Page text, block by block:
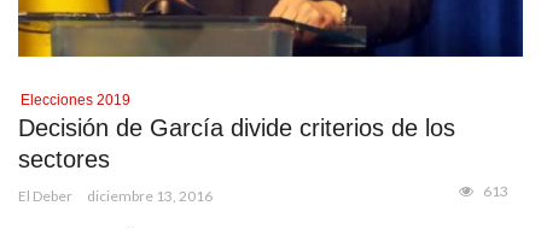
Elecciones 2019
Decisión de García divide criterios de los
sectores
El Deber diciembre 13, 2016 613